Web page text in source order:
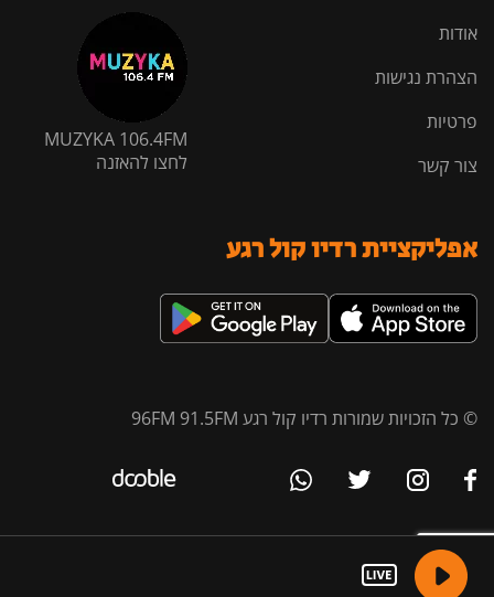
אודות
הצהרת נגישות
פרטיות
צור קשר
MUZYKA 106.4FM
לחצו להאזנה
אפליקציית רדיו קול רגע
© כל הזכויות שמורות רדיו קול רגע 96FM 91.5FM